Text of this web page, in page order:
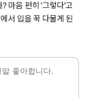
? 마음 편히 '그렇다'고
서 입을 꾹 다물게 된